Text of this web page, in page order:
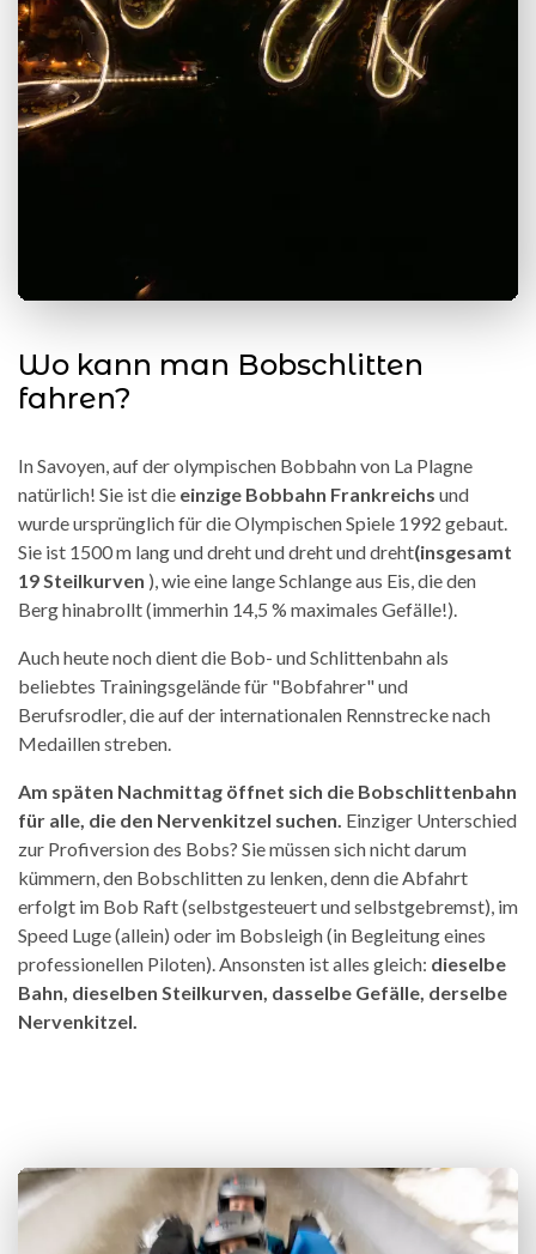
Wo kann man Bobschlitten
fahren?
In Savoyen, auf der olympischen Bobbahn von La Plagne
natürlich! Sie ist die einzige Bobbahn Frankreichs und
wurde ursprünglich für die Olympischen Spiele 1992 gebaut.
Sie ist 1500 m lang und dreht und dreht und dreht(insgesamt
19 Steilkurven ), wie eine lange Schlange aus Eis, die den
Berg hinabrollt (immerhin 14,5 % maximales Gefälle!).
Auch heute noch dient die Bob- und Schlittenbahn als
beliebtes Trainingsgelände für "Bobfahrer" und
Berufsrodler, die auf der internationalen Rennstrecke nach
Medaillen streben.
Am späten Nachmittag öffnet sich die Bobschlittenbahn
für alle, die den Nervenkitzel suchen. Einziger Unterschied
zur Profiversion des Bobs? Sie müssen sich nicht darum
kümmern, den Bobschlitten zu lenken, denn die Abfahrt
erfolgt im Bob Raft (selbstgesteuert und selbstgebremst), im
Speed Luge (allein) oder im Bobsleigh (in Begleitung eines
professionellen Piloten). Ansonsten ist alles gleich: dieselbe
Bahn, dieselben Steilkurven, dasselbe Gefälle, derselbe
Nervenkitzel.